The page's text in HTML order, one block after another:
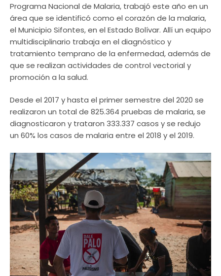
Programa Nacional de Malaria, trabajó este año en un
área que se identificó como el corazón de la malaria,
el Municipio Sifontes, en el Estado Bolívar. Allí un equipo
multidisciplinario trabaja en el diagnóstico y
tratamiento temprano de la enfermedad, además de
que se realizan actividades de control vectorial y
promoción a la salud.
Desde el 2017 y hasta el primer semestre del 2020 se
realizaron un total de 825.364 pruebas de malaria, se
diagnosticaron y trataron 333.337 casos y se redujo
un 60% los casos de malaria entre el 2018 y el 2019.